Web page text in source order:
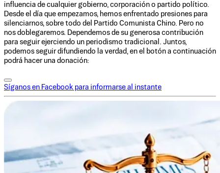
influencia de cualquier gobierno, corporación o partido político.
Desde el día que empezamos, hemos enfrentado presiones para
silenciarnos, sobre todo del Partido Comunista Chino. Pero no
nos doblegaremos. Dependemos de su generosa contribución
para seguir ejerciendo un periodismo tradicional. Juntos,
podemos seguir difundiendo la verdad, en el botón a continuación
podrá hacer una donación:
Síganos en Facebook para informarse al instante